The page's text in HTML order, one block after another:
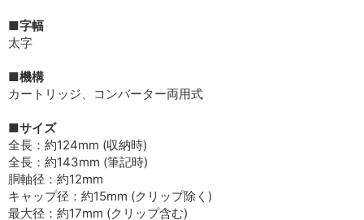
■字幅
太字
■機構
カートリッジ、コンバーター両用式
■サイズ
全長：約124mm (収納時)
全長：約143mm (筆記時)
胴軸径：約12mm
キャップ径：約15mm (クリップ除く)
最大径：約17mm (クリップ含む)